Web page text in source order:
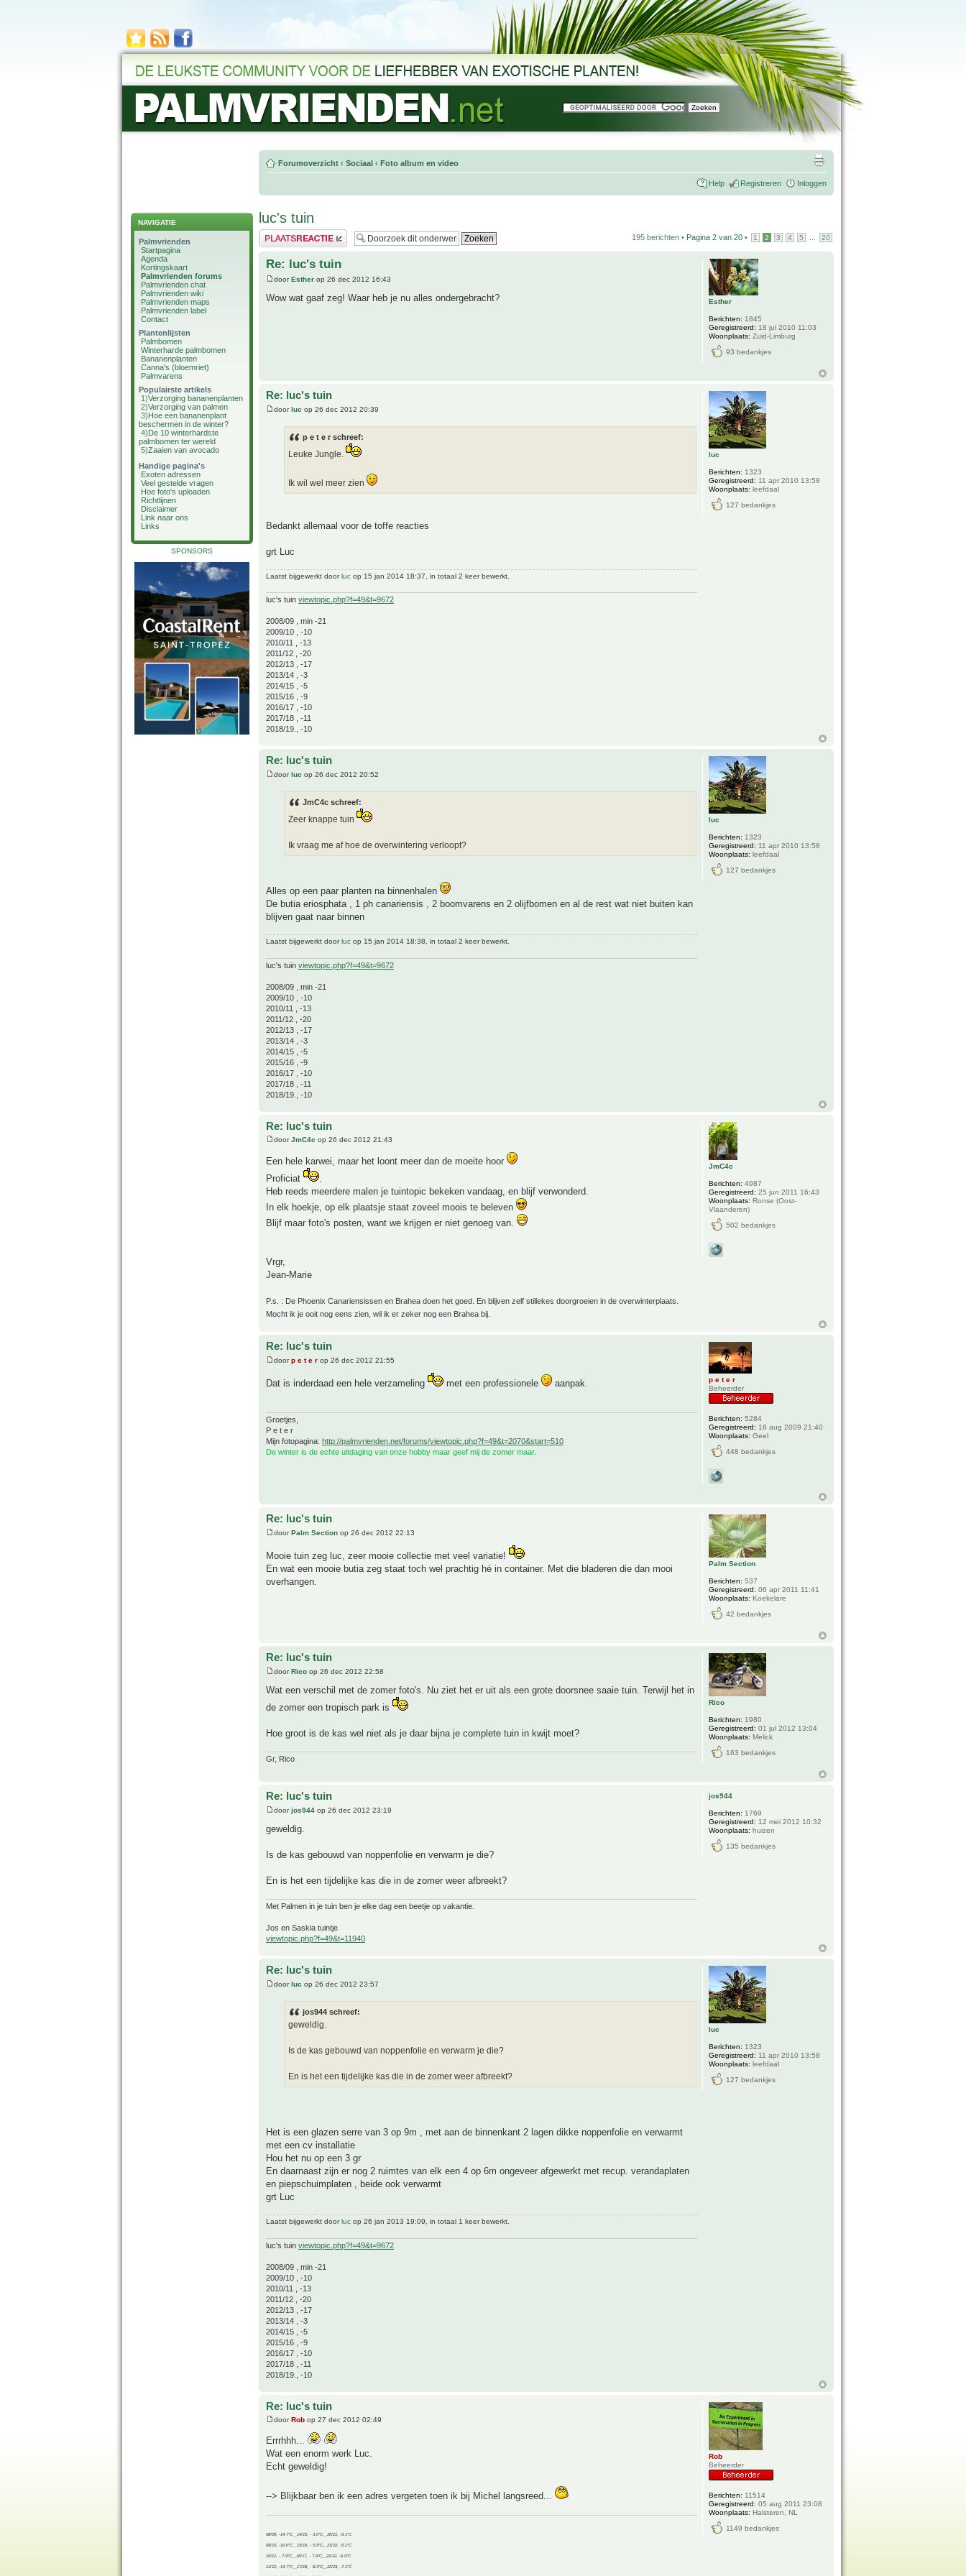
NAVIGATIE
Palmvrienden
Startpagina
Agenda
Kortingskaart
Palmvrienden forums
Palmvrienden chat
Palmvrienden wiki
Palmvrienden maps
Palmvrienden label
Contact
Plantenlijsten
Palmbomen
Winterharde palmbomen
Bananenplanten
Canna's (bloemriet)
Palmvarens
Populairste artikels
1)Verzorging bananenplanten
2)Verzorging van palmen
3)Hoe een bananenplant
beschermen in de winter?
4)De 10 winterhardste
palmbomen ter wereld
5)Zaaien van avocado
Handige pagina's
Exoten adressen
Veel gestelde vragen
Hoe foto's uploaden
Richtlijnen
Disclaimer
Link naar ons
Links
SPONSORS
Forumoverzicht ‹ Sociaal ‹ Foto album en video
Help Registreren Inloggen
luc's tuin
Plaats een reactie 195 berichten • Pagina 2 van 20 • 1 2 3 4 5 20
Re: luc's tuin
doorEsther op 26 dec 2012 16:43
Wow wat gaaf zeg! Waar heb je nu alles ondergebracht? Esther
Berichten: 1845
Geregistreerd: 18 jul 2010 11:03
Woonplaats: Zuid-Limburg
93 bedankjes
Re: luc's tuin
doorluc op 26 dec 2012 20:39
p e t e r schreef:
Leuke Jungle.
Ik wil wel meer zien
Bedankt allemaal voor de toffe reacties
grt Luc
Laatst bijgewerkt doorluc op 15 jan 2014 18:37, in totaal 2 keer bewerkt.
luc's tuin viewtopic.php?f=49&t=9672
2008/09 , min -21
2009/10 , -10
2010/11 , -13
2011/12 , -20
2012/13 , -17
2013/14 , -3
2014/15 , -5
2015/16 , -9
2016/17 , -10
2017/18 , -11
2018/19., -10
luc
Berichten: 1323
Geregistreerd: 11 apr 2010 13:58
Woonplaats: leefdaal
127 bedankjes
Re: luc's tuin
doorluc op 26 dec 2012 20:52
JmC4c schreef:
Zeer knappe tuin
Ik vraag me af hoe de overwintering verloopt?
Alles op een paar planten na binnenhalen
De butia eriosphata , 1 ph canariensis , 2 boomvarens en 2 olijfbomen en al de rest wat niet buiten kan
blijven gaat naar binnen
Laatst bijgewerkt doorluc op 15 jan 2014 18:38, in totaal 2 keer bewerkt.
luc's tuin viewtopic.php?f=49&t=9672
2008/09 , min -21
2009/10 , -10
2010/11 , -13
2011/12 , -20
2012/13 , -17
2013/14 , -3
2014/15 , -5
2015/16 , -9
2016/17 , -10
2017/18 , -11
2018/19., -10
luc
Berichten: 1323
Geregistreerd: 11 apr 2010 13:58
Woonplaats: leefdaal
127 bedankjes
Re: luc's tuin
doorJmC4c op 26 dec 2012 21:43
Een hele karwei, maar het loont meer dan de moeite hoor
Proficiat
.
Heb reeds meerdere malen je tuintopic bekeken vandaag, en blijf verwonderd.
In elk hoekje, op elk plaatsje staat zoveel moois te beleven
Blijf maar foto's posten, want we krijgen er niet genoeg van.
Vrgr,
Jean-Marie
P.s. : De Phoenix Canariensissen en Brahea doen het goed. En blijven zelf stillekes doorgroeien in de overwinterplaats.
Mocht ik je ooit nog eens zien, wil ik er zeker nog een Brahea bij.
JmC4c
Berichten: 4987
Geregistreerd: 25 jun 2011 16:43
Woonplaats: Ronse (Oost-
Vlaanderen)
502 bedankjes
Re: luc's tuin
doorp e t e r op 26 dec 2012 21:55
Dat is inderdaad een hele verzameling met een professionele aanpak.
Groetjes,
P e t e r
Mijn fotopagina: http://palmvrienden.net/forums/viewtopic.php?f=49&t=2070&start=510
De winter is de echte uitdaging van onze hobby maar geef mij de zomer maar.
p e t e r
Beheerder
Berichten: 5284
Geregistreerd: 18 aug 2009 21:40
Woonplaats: Geel
448 bedankjes
Re: luc's tuin
doorPalm Section op 26 dec 2012 22:13
Mooie tuin zeg luc, zeer mooie collectie met veel variatie!
En wat een mooie butia zeg staat toch wel prachtig hé in container. Met die bladeren die dan mooi
overhangen.
Palm Section
Berichten: 537
Geregistreerd: 06 apr 2011 11:41
Woonplaats: Koekelare
42 bedankjes
Re: luc's tuin
doorRico op 26 dec 2012 22:58
Wat een verschil met de zomer foto's. Nu ziet het er uit als een grote doorsnee saaie tuin. Terwijl het in
de zomer een tropisch park is
Hoe groot is de kas wel niet als je daar bijna je complete tuin in kwijt moet?
Gr, Rico
Rico
Berichten: 1980
Geregistreerd: 01 jul 2012 13:04
Woonplaats: Melick
163 bedankjes
Re: luc's tuin
doorjos944 op 26 dec 2012 23:19
geweldig.
Is de kas gebouwd van noppenfolie en verwarm je die?
En is het een tijdelijke kas die in de zomer weer afbreekt?
Met Palmen in je tuin ben je elke dag een beetje op vakantie.
Jos en Saskia tuintje
viewtopic.php?f=49&t=11940
jos944
Berichten: 1769
Geregistreerd: 12 mei 2012 10:32
Woonplaats: huizen
135 bedankjes
Re: luc's tuin
doorluc op 26 dec 2012 23:57
jos944 schreef:
geweldig.
Is de kas gebouwd van noppenfolie en verwarm je die?
En is het een tijdelijke kas die in de zomer weer afbreekt?
Het is een glazen serre van 3 op 9m , met aan de binnenkant 2 lagen dikke noppenfolie en verwarmt
met een cv installatie
Hou het nu op een 3 gr
En daarnaast zijn er nog 2 ruimtes van elk een 4 op 6m ongeveer afgewerkt met recup. verandaplaten
en piepschuimplaten , beide ook verwarmt
grt Luc
Laatst bijgewerkt doorluc op 26 jan 2013 19:09, in totaal 1 keer bewerkt.
luc's tuin viewtopic.php?f=49&t=9672
2008/09 , min -21
2009/10 , -10
2010/11 , -13
2011/12 , -20
2012/13 , -17
2013/14 , -3
2014/15 , -5
2015/16 , -9
2016/17 , -10
2017/18 , -11
2018/19., -10
luc
Berichten: 1323
Geregistreerd: 11 apr 2010 13:58
Woonplaats: leefdaal
127 bedankjes
Re: luc's tuin
doorRob op 27 dec 2012 02:49
Errrhhh...
Wat een enorm werk Luc.
Echt geweldig!
--> Blijkbaar ben ik een adres vergeten toen ik bij Michel langsreed...
08/09, -14.7°C__14/15, - 3.6°C__20/21, -9.1°C
09/10, -10.0°C__15/16, - 5.9°C__21/22, -5.2°C
10/11, - 7.9°C__16/17, - 7.9°C__21/22, -6.9°C
11/12, -14.7°C__17/18, - 8.3°C__22/23, -7.1°C
Rob
Beheerder
Berichten: 11514
Geregistreerd: 05 aug 2011 23:08
Woonplaats: Halsteren, NL
1149 bedankjes